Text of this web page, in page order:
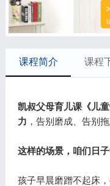
课程简介 课程
凯叔父母育儿课《儿
力 ，告别磨成、告别拖
这样的场景，咱们日子
孩子早晨磨蹭不起床